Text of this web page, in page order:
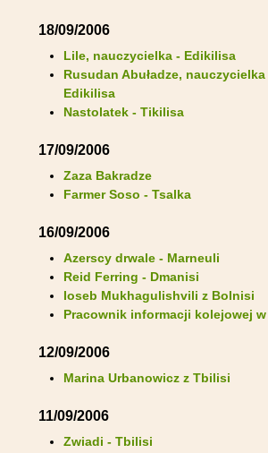
18/09/2006
Lile, nauczycielka - Edikilisa
Rusudan Abuładze, nauczycielka
Edikilisa
Nastolatek - Tikilisa
17/09/2006
Zaza Bakradze
Farmer Soso - Tsalka
16/09/2006
Azerscy drwale - Marneuli
Reid Ferring - Dmanisi
Ioseb Mukhagulishvili z Bolnisi
Pracownik informacji kolejowej
12/09/2006
Marina Urbanowicz z Tbilisi
11/09/2006
Zwiadi - Tbilisi